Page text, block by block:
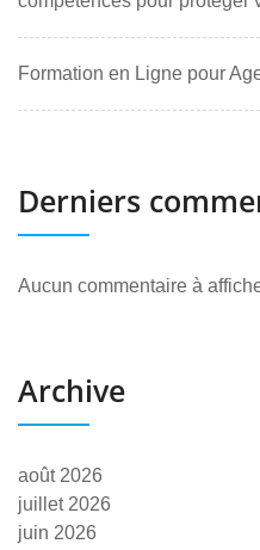
Formation en Ligne pour
Derniers
Aucun commentaire à
Archive
août 2026
juillet 2026
juin 2026